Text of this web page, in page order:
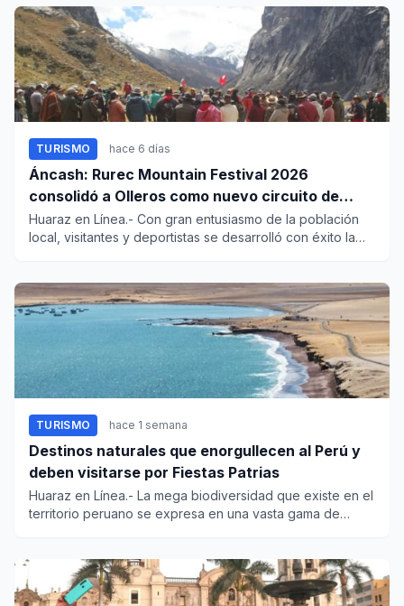
TURISMO hace 6 días
Áncash: Rurec Mountain Festival 2026
consolidó a Olleros como nuevo circuito de
aventura
Huaraz en Línea.- Con gran entusiasmo de la población
local, visitantes y deportistas se desarrolló con éxito la
TURISMO hace 1 semana
Destinos naturales que enorgullecen al Perú y
deben visitarse por Fiestas Patrias
Huaraz en Línea.- La mega biodiversidad que existe en el
territorio peruano se expresa en una vasta gama de